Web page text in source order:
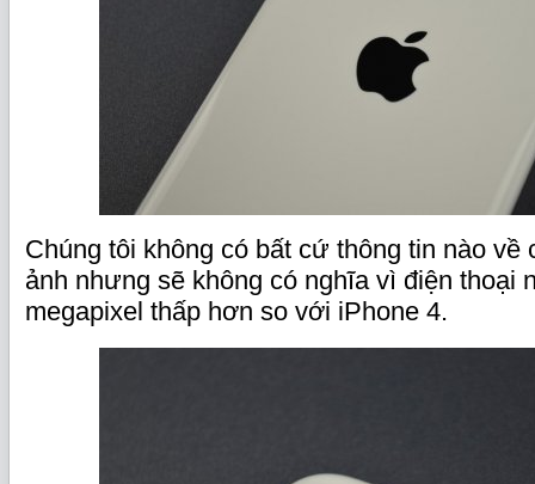
Chúng tôi không có bất cứ thông tin nào về
ảnh nhưng sẽ không có nghĩa vì điện thoại
megapixel thấp hơn so với iPhone 4.